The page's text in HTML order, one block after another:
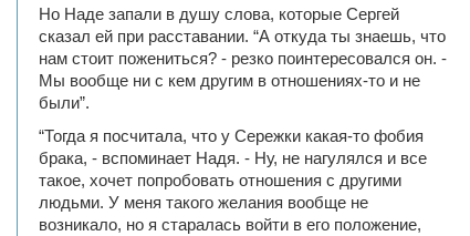
Но Наде запали в душу слова, которые Сергей
сказал ей при расставании. “А откуда ты знаешь, что
нам стоит пожениться? - резко поинтересовался он. -
Мы вообще ни с кем другим в отношениях-то и не
были”.
“Тогда я посчитала, что у Сережки какая-то фобия
брака, - вспоминает Надя. - Ну, не нагулялся и все
такое, хочет попробовать отношения с другими
людьми. У меня такого желания вообще не
возникало, но я старалась войти в его положение,